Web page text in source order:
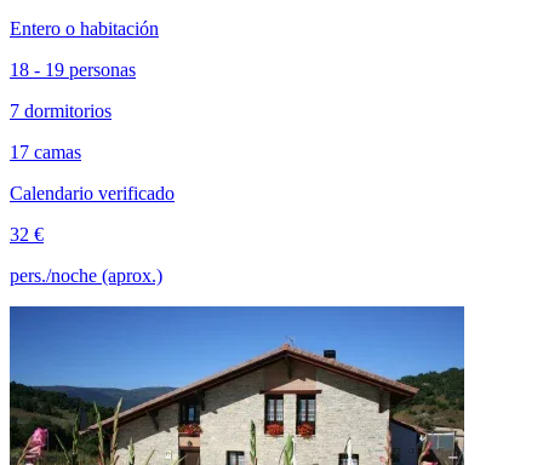
Entero o habitación
18 - 19 personas
7 dormitorios
17 camas
Calendario verificado
32 €
pers./noche (aprox.)